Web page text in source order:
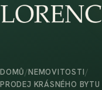
DOMŮ/NEMOVITOSTI/
PRODEJ KRÁSNÉHO